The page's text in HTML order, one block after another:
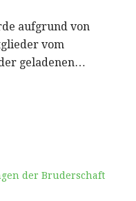
aufgrund von
vom
geladenen…
der Bruderschaft